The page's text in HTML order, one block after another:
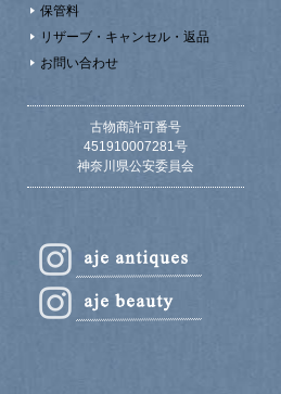
保管料
リザーブ・キャンセル・返品
お問い合わせ
古物商許可番号
451910007281号
神奈川県公安委員会